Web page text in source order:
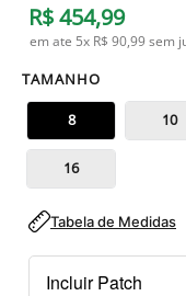
R$454,99
em ate 5x R$ 90,99sem
TAMANHO
8 10
16
Tabela de Medidas
Incluir Patch